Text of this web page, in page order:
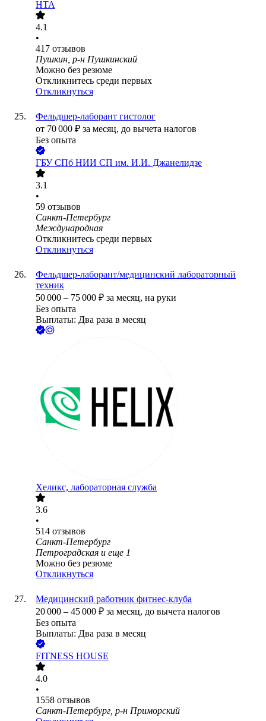
НТА
4.1
•
417 отзывов
Пушкин, р-н Пушкинский
Можно без резюме
Откликнитесь среди первых
Откликнуться
Фельдшер-лаборант гистолог
от 70 000 ₽ за месяц, до вычета налогов
Без опыта
ГБУ СПб НИИ СП им. И.И. Джанелидзе
3.1
•
59 отзывов
Санкт-Петербург
Международная
Откликнитесь среди первых
Откликнуться
Фельдшер-лаборант/медицинский лабораторный
техник
50 000 – 75 000 ₽ за месяц, на руки
Без опыта
Выплаты: Два раза в месяц
Хеликс, лабораторная служба
3.6
•
514 отзывов
Санкт-Петербург
Петроградская и еще 1
Можно без резюме
Откликнуться
Медицинский работник фитнес-клуба
20 000 – 45 000 ₽ за месяц, до вычета налогов
Без опыта
Выплаты: Два раза в месяц
FITNESS HOUSE
4.0
•
1558 отзывов
Санкт-Петербург, р-н Приморский